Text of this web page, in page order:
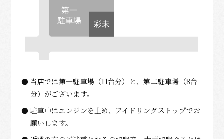
当店では第一駐車場（11台分）と、第二駐車場（8台
分）がございます。
駐車中はエンジンを止め、アイドリングストップでお
願いします。